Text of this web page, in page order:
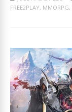
FREE2PLAY, MMORPG,